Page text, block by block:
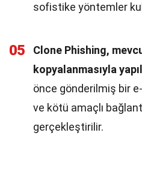
sofistike yöntemler
05
Clone Phishing,
kopyalanmasıyla
önce gönderilmiş bir
ve kötü amaçlı
gerçekleştirilir.